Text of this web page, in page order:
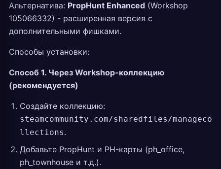
Альтернатива: PropHunt Enhanced (Workshop
105066332) - расширенная версия с
дополнительными фишками.
Способы установки:
Способ 1. Через Workshop-коллекцию
(рекомендуется)
Создайте коллекцию:
steamcommunity.com/sharedfiles/manageco
llections.
Добавьте PropHunt и PH-карты (ph_office,
ph_townhouse и т.д.).